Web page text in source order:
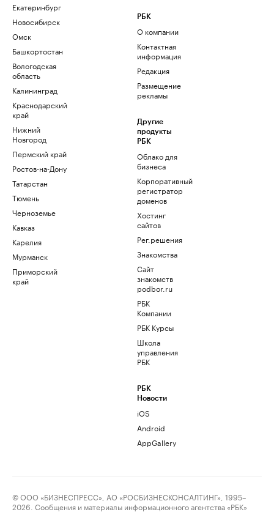
Екатеринбург
Новосибирск
Омск
Башкортостан
Вологодская
область
Калининград
Краснодарский
край
Нижний
Новгород
Пермский край
Ростов-на-Дону
Татарстан
Тюмень
Черноземье
Кавказ
Карелия
Мурманск
Приморский
край
РБК
О компании
Контактная
информация
Редакция
Размещение
рекламы
Другие
продукты
РБК
Облако для
бизнеса
Корпоративный
регистратор
доменов
Хостинг
сайтов
Рег.решения
Знакомства
Сайт
знакомств
podbor.ru
РБК
Компании
РБК Курсы
Школа
управления
РБК
РБК
Новости
iOS
Android
AppGallery
© ООО «БИЗНЕСПРЕСС», АО «РОСБИЗНЕСКОНСАЛТИНГ», 1995–
2026. Сообщения и материалы информационного агентства «РБК»